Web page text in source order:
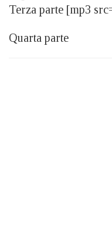
Terza parte [mp3
Quarta parte